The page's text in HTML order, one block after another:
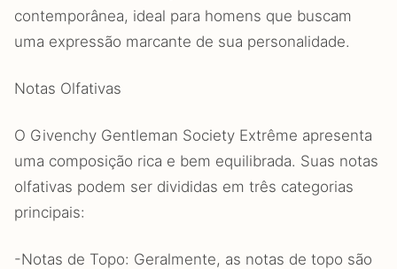
contemporânea, ideal para homens que buscam
uma expressão marcante de sua personalidade.
Notas Olfativas
O Givenchy Gentleman Society Extrême apresenta
uma composição rica e bem equilibrada. Suas notas
olfativas podem ser divididas em três categorias
principais:
-Notas de Topo: Geralmente, as notas de topo são